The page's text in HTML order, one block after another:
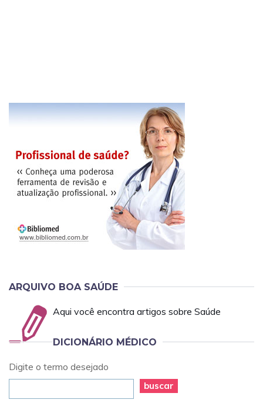
ARQUIVO BOA SAÚDE
Aqui você encontra artigos sobre Saúde
DICIONÁRIO MÉDICO
Digite o termo desejado
buscar